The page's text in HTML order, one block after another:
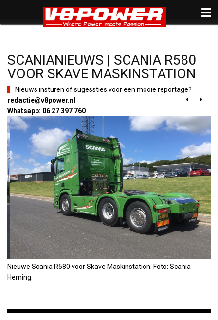
SCANIANIEUWS | SCANIA R580
VOOR SKAVE MASKINSTATION
Nieuws insturen of sugessties voor een mooie reportage?
redactie@v8power.nl
Whatsapp: 06 27 397 760
 
Nieuwe Scania R580 voor Skave Maskinstation. Foto: Scania
Herning.